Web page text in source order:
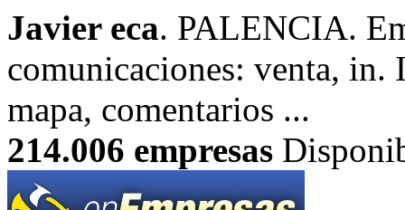
Javier eca. PALENCIA.
comunicaciones: venta,
mapa, comentarios ...
214.006 empresas